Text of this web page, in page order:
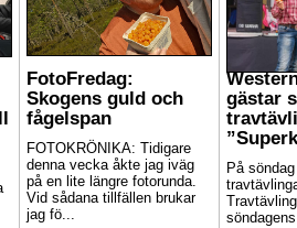
FotoFredag:
Skogens guld och
fågelspan
FOTOKRÖNIKA: Tidigare
denna vecka åkte jag iväg
på en lite längre fotorunda.
Vid sådana tillfällen brukar
jag fö...
gästar
På